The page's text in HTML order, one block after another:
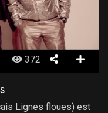
372
Lignes floues) est